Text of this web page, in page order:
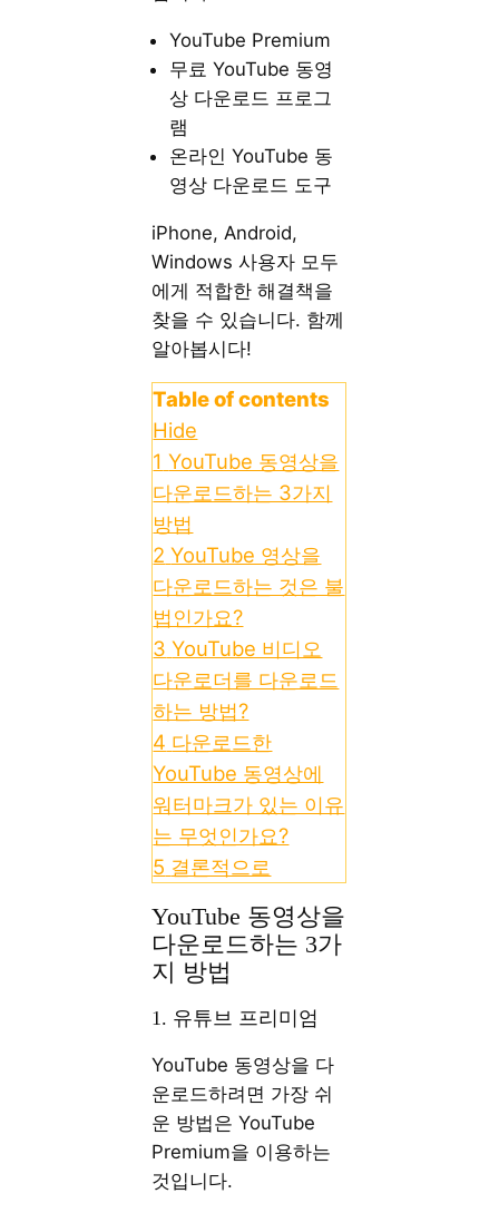
YouTube Premium
무료 YouTube 동영
상 다운로드 프로그
램
온라인 YouTube 동
영상 다운로드 도구
iPhone, Android,
Windows 사용자 모두
에게 적합한 해결책을
찾을 수 있습니다. 함께
알아봅시다!
Table of contents
Hide
1 YouTube 동영상을
다운로드하는 3가지
방법
2 YouTube 영상을
다운로드하는 것은 불
법인가요?
3 YouTube 비디오
다운로더를 다운로드
하는 방법?
4 다운로드한
YouTube 동영상에
워터마크가 있는 이유
는 무엇인가요?
5 결론적으로
YouTube 동영상을
다운로드하는 3가
지 방법
1. 유튜브 프리미엄
YouTube 동영상을 다
운로드하려면 가장 쉬
운 방법은 YouTube
Premium을 이용하는
것입니다.